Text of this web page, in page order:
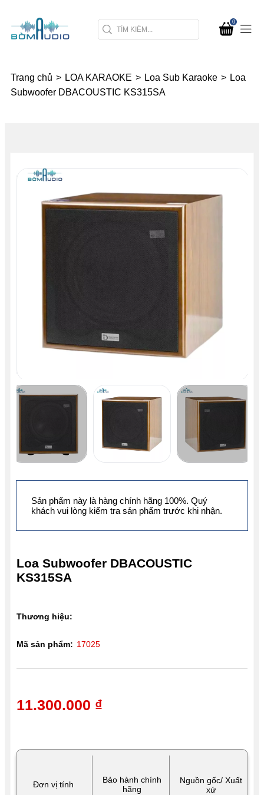
0
Trang chủ > LOA KARAOKE > Loa Sub Karaoke > Loa
Subwoofer DBACOUSTIC KS315SA
Đơn vị tính
Bảo hành chính
hãng
Nguồn gốc/ Xuất
xứ
Loa Subwoofer DBACOUSTIC
KS315SA
11.300.000 ₫
Thương hiệu:
Mã sản phẩm: 17025
Sản phẩm này là hàng chính hãng 100%. Quý
khách vui lòng kiểm tra sản phẩm trước khi nhận.